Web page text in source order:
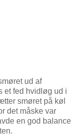
ud af
et fed hvidløg ud i
smøret på køl
det måske var
en god balance